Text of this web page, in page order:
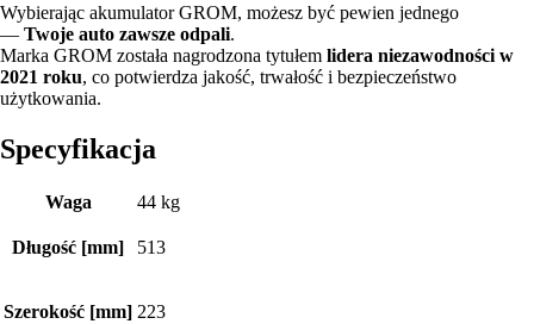
Wybierając akumulator GROM, możesz być pewien jednego
— Twoje auto zawsze odpali.
Marka GROM została nagrodzona tytułem lidera niezawodności w
2021 roku, co potwierdza jakość, trwałość i bezpieczeństwo
użytkowania.
Specyfikacja
Waga 44 kg
Długość [mm] 513
Szerokość [mm] 223